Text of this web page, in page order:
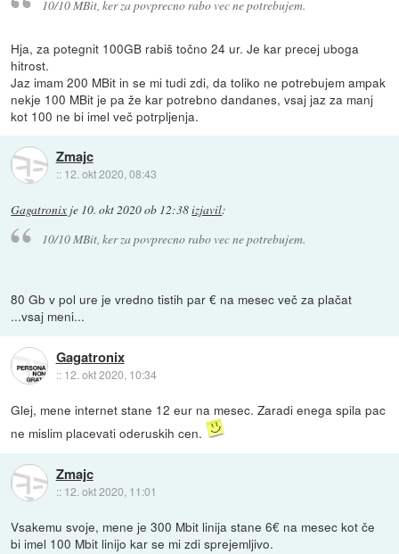
10/10 MBit, ker za povprecno rabo vec ne potrebujem.
Hja, za potegnit 100GB rabiš točno 24 ur. Je kar precej uboga
hitrost.
Jaz imam 200 MBit in se mi tudi zdi, da toliko ne potrebujem ampak
nekje 100 MBit je pa že kar potrebno dandanes, vsaj jaz za manj
kot 100 ne bi imel več potrpljenja.
Zmajc
:: 12. okt 2020, 08:43
Gagatronix je 10. okt 2020 ob 12:38izjavil:
10/10 MBit, ker za povprecno rabo vec ne potrebujem.
80 Gb v pol ure je vredno tistih par € na mesec več za plačat
...vsaj meni...
Gagatronix
:: 12. okt 2020, 10:34
Glej, mene internet stane 12 eur na mesec. Zaradi enega spila pac
ne mislim placevati oderuskih cen.
Zmajc
:: 12. okt 2020, 11:01
Vsakemu svoje, mene je 300 Mbit linija stane 6€ na mesec kot če
bi imel 100 Mbit linijo kar se mi zdi sprejemljivo.